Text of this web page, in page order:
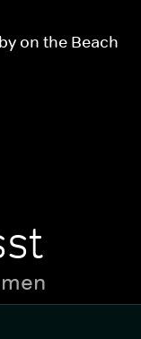
on the Beach